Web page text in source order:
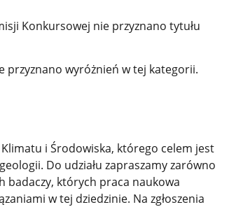
Konkursowej nie przyznano tytułu
wyróżnień w tej kategorii.
i Środowiska, którego celem jest
Do udziału zapraszamy zarówno
badaczy, których praca naukowa
w tej dziedzinie. Na zgłoszenia